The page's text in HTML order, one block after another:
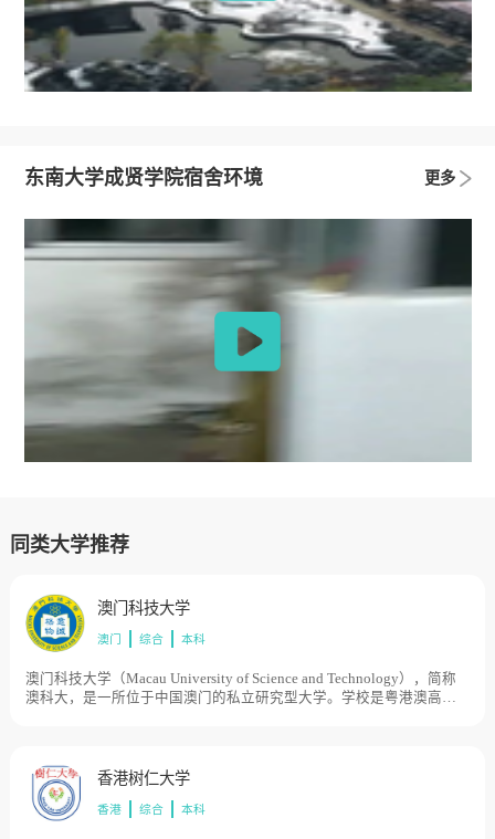
东南大学成贤学院宿舍环境 更多
同类大学推荐
澳门科技大学
澳门 综合 本科
澳门科技大学（Macau University of Science and Technology），简称
澳科大，是一所位于中国澳门的私立研究型大学。学校是粤港澳高校
大学基金会负责管理澳门科技大学，2010年，澳科大庆祝十周年校
庆，国际小行星命名委员会批准，将编号200003号的小行星命名为“澳
科大星”。 2010年，成立社会和文化研究所。 2011年，成立太空科学
香港树仁大学
香港 综合 本科